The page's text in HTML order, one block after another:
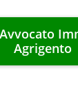
Agrigento